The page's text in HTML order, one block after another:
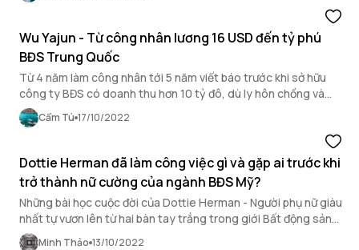
Wu Yajun - Từ công nhân lương 16 USD đến tỷ phú
BĐS Trung Quốc
Từ 4 năm làm công nhân tới 5 năm viết báo trước khi sở hữu
công ty BĐS có doanh thu hơn 10 tỷ đô, dù ly hôn chồng và
mất khoảng 40% cổ phần nhưng tài sản vẫn không ngừng tăng
lên, tới nay Wu Yajun - Nữ tỷ phú BĐS Trung Quốc hiện là nữ chủ
Cẩm Tú 17/10/2022
Dottie Herman đã làm công việc gì và gặp ai trước khi
trở thành nữ cường của ngành BĐS Mỹ?
Những bài học cuộc đời của Dottie Herman - Người phụ nữ giàu
nhất tự vươn lên từ hai bàn tay trắng trong giới Bất động sản
tại Mỹ.
Minh Thảo 13/10/2022